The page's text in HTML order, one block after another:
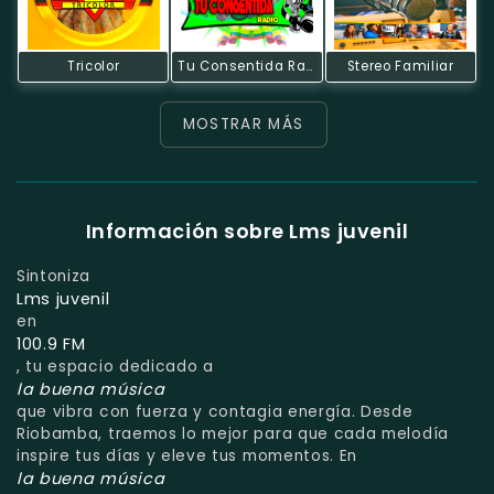
Tricolor Tu Consentida Radio Riobamba - Ecuador Stereo Familiar
MOSTRAR MÁS
Información sobre Lms juvenil
Sintoniza
Lms juvenil
en
100.9 FM
, tu espacio dedicado a
la buena música
que vibra con fuerza y contagia energía. Desde
Riobamba, traemos lo mejor para que cada melodía
inspire tus días y eleve tus momentos. En
la buena música